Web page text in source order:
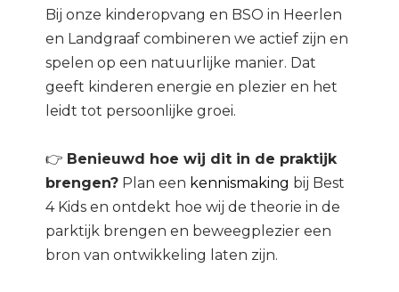
Bij onze kinderopvang en BSO in Heerlen
en Landgraaf combineren we actief zijn en
spelen op een natuurlijke manier. Dat
geeft kinderen energie en plezier en het
leidt tot persoonlijke groei.
👉 Benieuwd hoe wij dit in de praktijk
brengen?Plan een kennismaking bij Best
4 Kids en ontdekt hoe wij de theorie in de
parktijk brengen en beweegplezier een
bron van ontwikkeling laten zijn.